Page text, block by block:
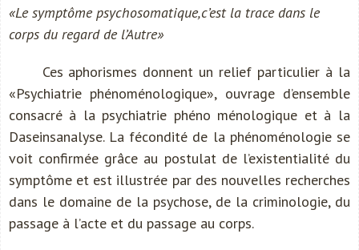
«Le symptôme psychosomatique,c’est la trace dans le
corps du regard de l’Autre»
Ces aphorismes donnent un relief particulier à la
«Psychiatrie phénoménologique», ouvrage d’ensemble
consacré à la psychiatrie phéno ménologique et à la
Daseinsanalyse. La fécondité de la phénoménologie se
voit confirmée grâce au postulat de l’existentialité du
symptôme et est illustrée par des nouvelles recherches
dans le domaine de la psychose, de la criminologie, du
passage à l’acte et du passage au corps.